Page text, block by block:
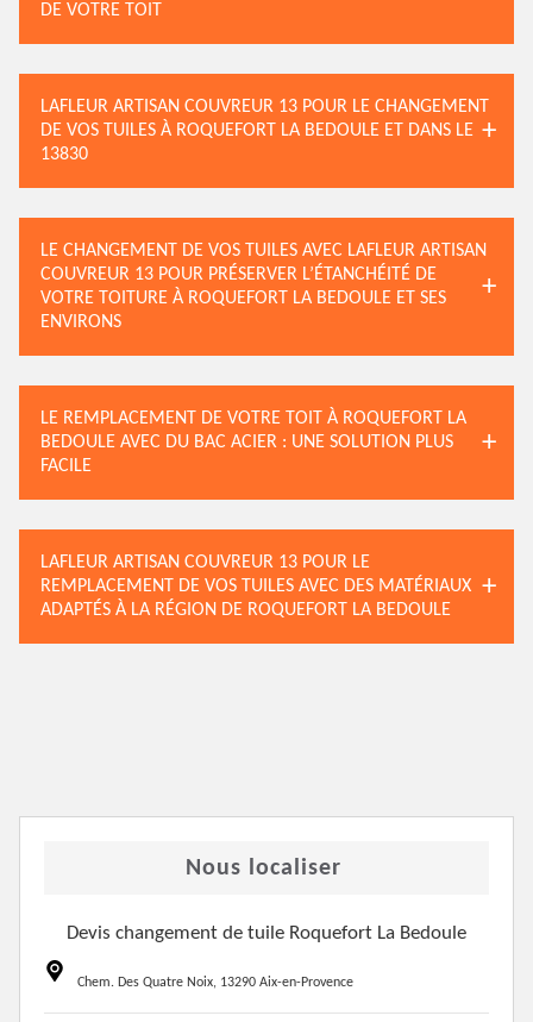
DE VOTRE TOIT
LAFLEUR ARTISAN COUVREUR 13 POUR LE CHANGEMENT
DE VOS TUILES À ROQUEFORT LA BEDOULE ET DANS LE
13830
LE CHANGEMENT DE VOS TUILES AVEC LAFLEUR ARTISAN
COUVREUR 13 POUR PRÉSERVER L’ÉTANCHÉITÉ DE
VOTRE TOITURE À ROQUEFORT LA BEDOULE ET SES
ENVIRONS
LE REMPLACEMENT DE VOTRE TOIT À ROQUEFORT LA
BEDOULE AVEC DU BAC ACIER : UNE SOLUTION PLUS
FACILE
LAFLEUR ARTISAN COUVREUR 13 POUR LE
REMPLACEMENT DE VOS TUILES AVEC DES MATÉRIAUX
ADAPTÉS À LA RÉGION DE ROQUEFORT LA BEDOULE
Nous localiser
Devis changement de tuile Roquefort La Bedoule
Chem. Des Quatre Noix, 13290 Aix-en-Provence